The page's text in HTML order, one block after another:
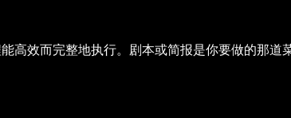
高效而完整地执行。剧本或简报是你要做的那道